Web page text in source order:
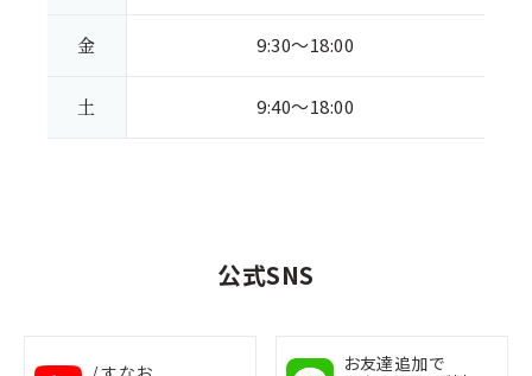
金
土
9:30～18:00
9:40～18:00
公式SNS
お友達追加で